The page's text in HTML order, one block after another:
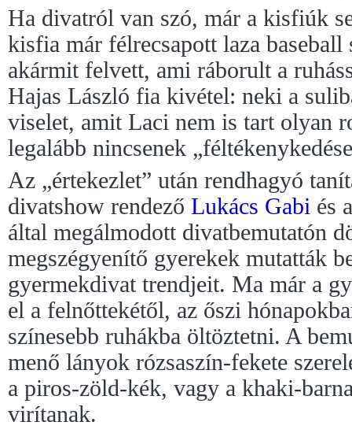
Ha divatról van szó, már a kisfiúk
kisfia már félrecsapott laza baseball
akármit felvett, ami ráborult a
Hajas László fia kivétel: neki a
viselet, amit Laci nem is tart olyan
legalább nincsenek
Az „értekezlet” után rendhagyó
divatshow rendező Lukács Gabi és
által megálmodott divatbemutatón
megszégyenítő gyerekek mutatták
gyermekdivat trendjeit. Ma már a
el a felnőttekétől, az őszi
színesebb ruhákba öltöztetni. A
menő lányok rózsaszín-fekete
a piros-zöld-kék, vagy a khaki-
virítanak.